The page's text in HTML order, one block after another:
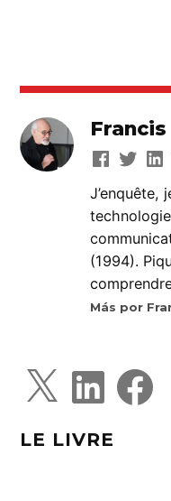
J’enquête,
(1994).
Más por
X L
k
d
I
a
c
LE LIVRE